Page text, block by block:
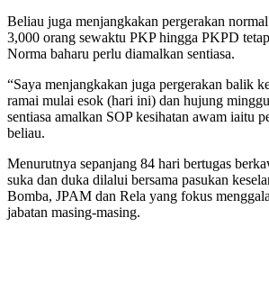
Beliau juga menjangkakan pergerakan
3,000 orang sewaktu PKP hingga PKPD
Norma baharu perlu diamalkan sentiasa.
“Saya menjangkakan juga pergerakan balik
ramai mulai esok (hari ini) dan hujung
sentiasa amalkan SOP kesihatan awam iaitu
beliau.
Menurutnya sepanjang 84 hari bertugas
suka dan duka dilalui bersama pasukan
Bomba, JPAM dan Rela yang fokus
jabatan masing-masing.